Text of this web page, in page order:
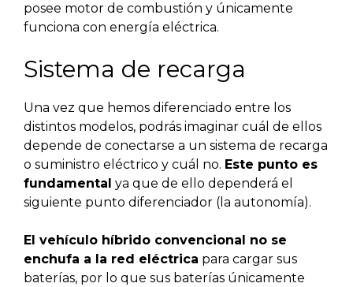
posee motor de combustión y únicamente
funciona con energía eléctrica.
Sistema de recarga
Una vez que hemos diferenciado entre los
distintos modelos, podrás imaginar cuál de ellos
depende de conectarse a un sistema de recarga
o suministro eléctrico y cuál no. Este punto es
fundamental ya que de ello dependerá el
siguiente punto diferenciador (la autonomía).
El vehículo híbrido convencional no se
enchufa a la red eléctrica para cargar sus
baterías, por lo que sus baterías únicamente